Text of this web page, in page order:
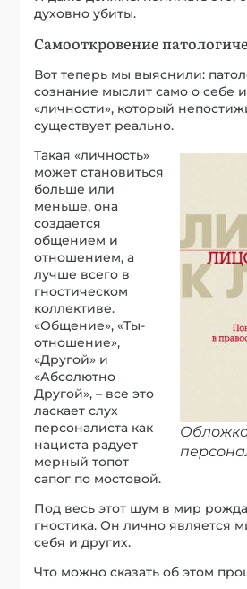
духовно убиты.
Самооткровение
Вот теперь мы выяснили:
сознание мыслит само о себе
«личности», который
существует реально.
Такая «личность»
может становиться
больше или
меньше, она
создается
общением и
отношением, а
лучше всего в
гностическом
коллективе.
«Общение», «Ты-
отношение»,
«Другой» и
«Абсолютно
Другой», – все это
ласкает слух
персоналиста как
нациста радует
мерный топот
сапог по мостовой.
Под весь этот шум в мир
гностика. Он лично является
себя и других.
Что можно сказать об этом